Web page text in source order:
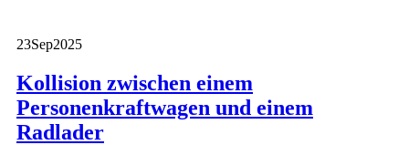
23Sep2025
Kollision zwischen einem
Personenkraftwagen und einem
Radlader